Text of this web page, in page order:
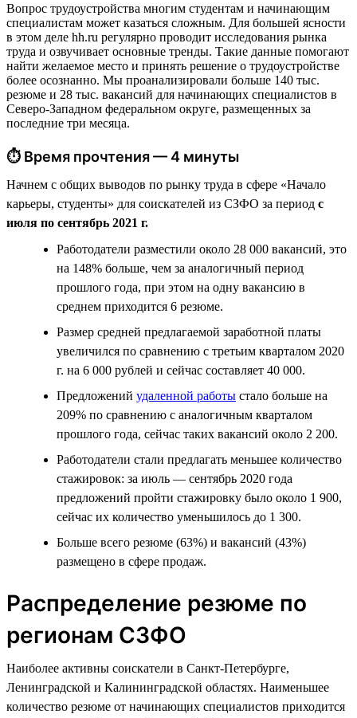
Вопрос трудоустройства многим студентам и начинающим
специалистам может казаться сложным. Для большей ясности
в этом деле hh.ru регулярно проводит исследования рынка
труда и озвучивает основные тренды. Такие данные помогают
найти желаемое место и принять решение о трудоустройстве
более осознанно. Мы проанализировали больше 140 тыс.
резюме и 28 тыс. вакансий для начинающих специалистов в
Северо-Западном федеральном округе, размещенных за
последние три месяца.
⏱ Время прочтения — 4 минуты
Начнем с общих выводов по рынку труда в сфере «Начало
карьеры, студенты» для соискателей из СЗФО за период с
июля по сентябрь 2021 г.
Работодатели разместили около 28 000 вакансий, это
на 148% больше, чем за аналогичный период
прошлого года, при этом на одну вакансию в
среднем приходится 6 резюме.
Размер средней предлагаемой заработной платы
увеличился по сравнению с третьим кварталом 2020
г. на 6 000 рублей и сейчас составляет 40 000.
Предложений удаленной работы стало больше на
209% по сравнению с аналогичным кварталом
прошлого года, сейчас таких вакансий около 2 200.
Работодатели стали предлагать меньшее количество
стажировок: за июль — сентябрь 2020 года
предложений пройти стажировку было около 1 900,
сейчас их количество уменьшилось до 1 300.
Больше всего резюме (63%) и вакансий (43%)
размещено в сфере продаж.
Распределение резюме по
регионам СЗФО
Наиболее активны соискатели в Санкт-Петербурге,
Ленинградской и Калининградской областях. Наименьшее
количество резюме от начинающих специалистов приходится